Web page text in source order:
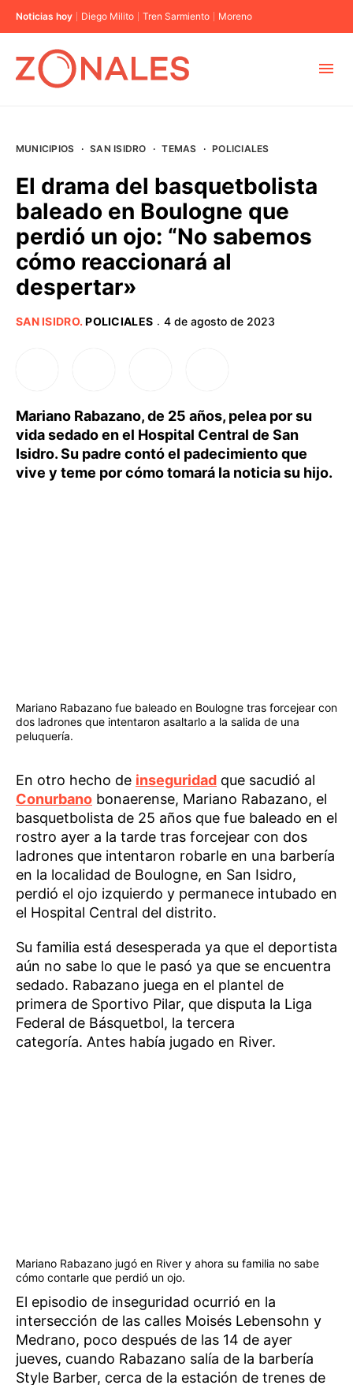
Noticias hoy Diego Milito Tren Sarmiento Moreno
BUENOS AIRES
PROVINCIAS
MUNICIPIOS · SAN ISIDRO · TEMAS · POLICIALES
El drama del basquetbolista
baleado en Boulogne que
perdió un ojo: “No sabemos
cómo reaccionará al
despertar»
SAN ISIDRO.POLICIALES · 4 de agosto de 2023
Mariano Rabazano, de 25 años, pelea por su
vida sedado en el Hospital Central de San
Isidro. Su padre contó el padecimiento que
vive y teme por cómo tomará la noticia su hijo.
Mariano Rabazano fue baleado en Boulogne tras forcejear con
dos ladrones que intentaron asaltarlo a la salida de una
peluquería.
En otro hecho de inseguridad que sacudió al
Conurbano bonaerense, Mariano Rabazano, el
basquetbolista de 25 años que fue baleado en el
rostro ayer a la tarde tras forcejear con dos
ladrones que intentaron robarle en una barbería
en la localidad de Boulogne, en San Isidro,
perdió el ojo izquierdo y permanece intubado en
el Hospital Central del distrito.
Su familia está desesperada ya que el deportista
aún no sabe lo que le pasó ya que se encuentra
sedado. Rabazano juega en el plantel de
primera de Sportivo Pilar, que disputa la Liga
Federal de Básquetbol, la tercera
categoría. Antes había jugado en River.
Mariano Rabazano jugó en River y ahora su familia no sabe
cómo contarle que perdió un ojo.
El episodio de inseguridad ocurrió en la
intersección de las calles Moisés Lebensohn y
Medrano, poco después de las 14 de ayer
jueves, cuando Rabazano salía de la barbería
Style Barber, cerca de la estación de trenes de